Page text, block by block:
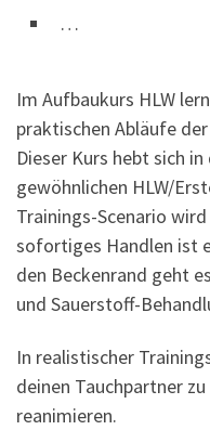
…
Im Aufbaukurs HLW
praktischen Abläufe
Dieser Kurs hebt sich
gewöhnlichen HLW/
Trainings-Scenario
sofortiges Handlen ist
den Beckenrand geht
und Sauerstoff-
In realistischer
deinen Tauchpartner
reanimieren.